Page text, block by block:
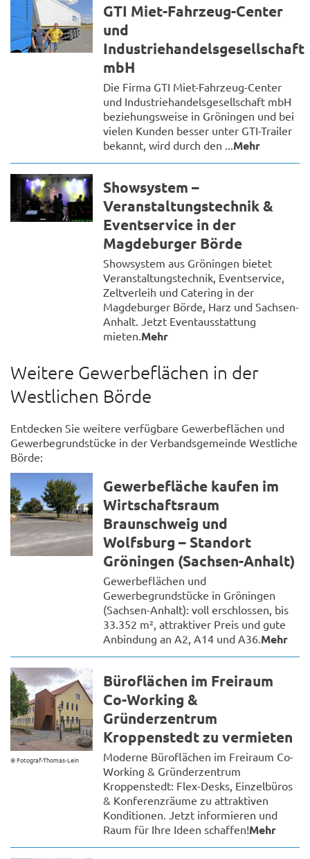
GTI Miet-Fahrzeug-Center
und
Industriehandelsgesellschaft
mbH
Die Firma GTI Miet-Fahrzeug-Center
und Industriehandelsgesellschaft mbH
beziehungsweise in Gröningen und bei
vielen Kunden besser unter GTI-Trailer
bekannt, wird durch den ... Mehr
Showsystem –
Veranstaltungstechnik &
Eventservice in der
Magdeburger Börde
Showsystem aus Gröningen bietet
Veranstaltungstechnik, Eventservice,
Zeltverleih und Catering in der
Magdeburger Börde, Harz und Sachsen-
Anhalt. Jetzt Eventausstattung
mieten. Mehr
Weitere Gewerbeflächen in der
Westlichen Börde
Entdecken Sie weitere verfügbare Gewerbeflächen und
Gewerbegrundstücke in der Verbandsgemeinde Westliche
Börde:
Gewerbefläche kaufen im
Wirtschaftsraum
Braunschweig und
Wolfsburg – Standort
Gröningen (Sachsen-Anhalt)
Gewerbeflächen und
Gewerbegrundstücke in Gröningen
(Sachsen-Anhalt): voll erschlossen, bis
33.352 m², attraktiver Preis und gute
Anbindung an A2, A14 und A36.Mehr
© Fotograf-Thomas-Lein
Büroflächen im Freiraum
Co-Working &
Gründerzentrum
Kroppenstedt zu vermieten
Moderne Büroflächen im Freiraum Co-
Working & Gründerzentrum
Kroppenstedt: Flex-Desks, Einzelbüros
& Konferenzräume zu attraktiven
Konditionen. Jetzt informieren und
Raum für Ihre Ideen schaffen!Mehr